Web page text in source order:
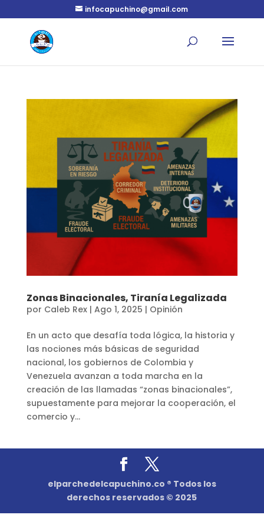
infocapuchino@gmail.com
Zonas Binacionales, Tiranía Legalizada
por Caleb Rex| Ago 1, 2025 | Opinión
En un acto que desafía toda lógica, la historia y
las nociones más básicas de seguridad
nacional, los gobiernos de Colombia y
Venezuela avanzan a toda marcha en la
creación de las llamadas “zonas binacionales”,
supuestamente para mejorar la cooperación, el
comercio y...
elparchedelcapuchino.co ® Todos los
derechos reservados © 2025